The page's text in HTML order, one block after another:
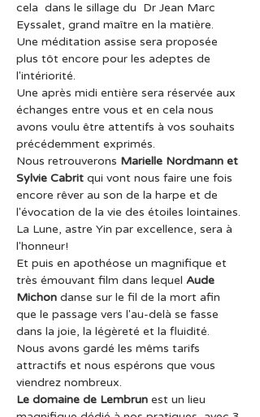
cela  dans le sillage du  Dr Jean Marc
Eyssalet, grand maître en la matière.
Une méditation assise sera proposée
plus tôt encore pour les adeptes de
l'intériorité.
Une après midi entière sera réservée aux
échanges entre vous et en cela nous
avons voulu être attentifs à vos souhaits
précédemment exprimés.
Nous retrouverons Marielle Nordmann et
Sylvie Cabrit qui vont nous faire une fois
encore rêver au son de la harpe et de
l'évocation de la vie des étoiles lointaines.
La Lune, astre Yin par excellence, sera à
l'honneur!
Et puis en apothéose un magnifique et
très émouvant film dans lequel Aude
Michon danse sur le fil de la mort afin
que le passage vers l'au-delà se fasse
dans la joie, la légèreté et la fluidité.
Nous avons gardé les mêms tarifs
attractifs et nous espérons que vous
viendrez nombreux.
Le domaine de Lembrun est un lieu